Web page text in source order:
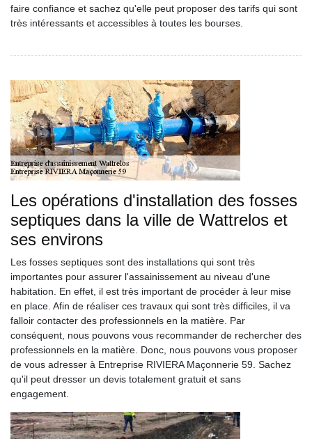
faire confiance et sachez qu'elle peut proposer des tarifs qui sont
très intéressants et accessibles à toutes les bourses.
Les opérations d'installation des fosses
septiques dans la ville de Wattrelos et
ses environs
Les fosses septiques sont des installations qui sont très
importantes pour assurer l'assainissement au niveau d'une
habitation. En effet, il est très important de procéder à leur mise
en place. Afin de réaliser ces travaux qui sont très difficiles, il va
falloir contacter des professionnels en la matière. Par
conséquent, nous pouvons vous recommander de rechercher des
professionnels en la matière. Donc, nous pouvons vous proposer
de vous adresser à Entreprise RIVIERA Maçonnerie 59. Sachez
qu'il peut dresser un devis totalement gratuit et sans
engagement.